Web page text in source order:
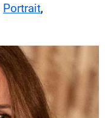
Portrait,